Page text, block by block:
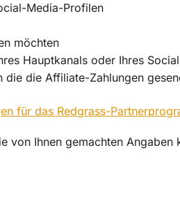
Media-Profilen
möchten
Hauptkanals oder Ihres
die die Affiliate-Zahlungen
für das Redgrass-
von Ihnen gemachten